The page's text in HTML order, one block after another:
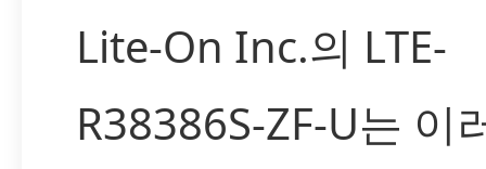
Lite-On Inc.의 LTE-
R38386S-ZF-U는 이